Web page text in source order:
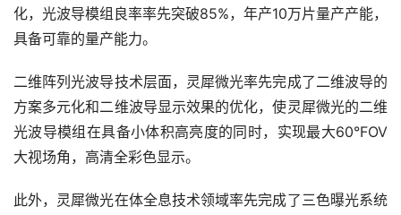
化，光波导模组良率率先突破85%，年产10万片量产产能，
具备可靠的量产能力。
二维阵列光波导技术层面，灵犀微光率先完成了二维波导的
方案多元化和二维波导显示效果的优化，使灵犀微光的二维
光波导模组在具备小体积高亮度的同时，实现最大60°FOV
大视场角，高清全彩色显示。
此外，灵犀微光在体全息技术领域率先完成了三色曝光系统